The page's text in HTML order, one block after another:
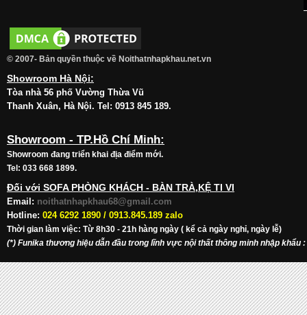
© 2007- Bản quyền thuộc về Noithatnhapkhau.net.vn
Showroom Hà Nội:
Tòa nhà 56 phố Vường Thừa Vũ
Thanh Xuân, Hà Nội. Tel: 0913 845 189.
Showroom - TP.Hồ Chí Minh:
Showroom đang triển khai địa điểm mới.
Tel: 033 668 1899.
Đối với SOFA PHÒNG KHÁCH - BÀN TRÀ,KỆ TI VI
Email: noithatnhapkhau68@gmail.com
Hotline: 024 6292 1890 / 0913.845.189 zalo
Thời gian làm việc: Từ 8h30 - 21h hàng ngày ( kể cả ngày nghỉ, ngày lễ)
(*) Funika thương hiệu dẫn đầu trong lĩnh vực nội thất thông minh nhập khẩu :